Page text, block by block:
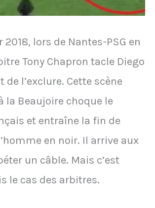
2018, lors de Nantes-PSG en
Tony Chapron tacle Diego
de l’exclure. Cette scène
la Beaujoire choque le
et entraîne la fin de
en noir. Il arrive aux
un câble. Mais c’est
le cas des arbitres.